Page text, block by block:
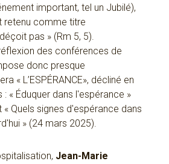
important, tel un Jubilé),
retenu comme titre
pas » (Rm 5, 5).
des conférences de
donc presque
« L’ESPÉRANCE», décliné en
: « Éduquer dans l'espérance »
Quels signes d'espérance dans
» (24 mars 2025).
Jean-Marie